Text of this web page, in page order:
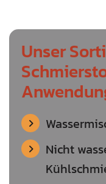
Unser
Nicht